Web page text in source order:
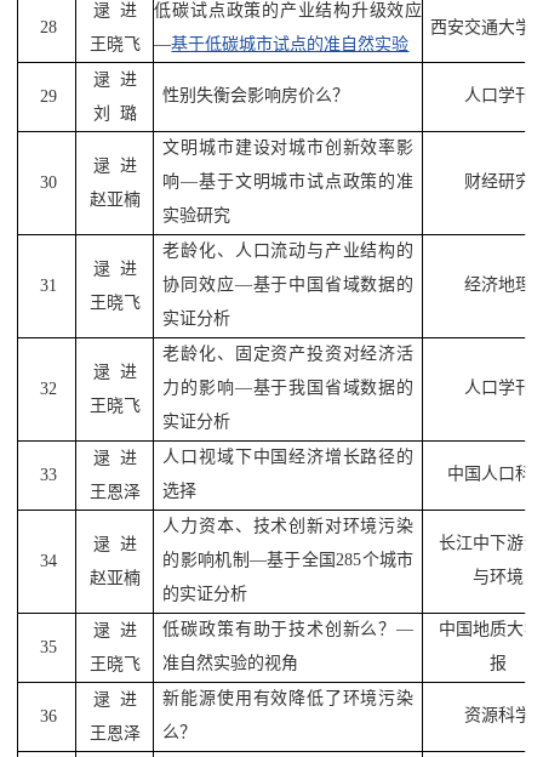
28
逯 进
王晓飞
低碳试点政策的产业结构升级效应
—基于低碳城市试点的准自然实验
西安交通大学
29
逯 进
刘
璐
性别失衡会影响房价么？ 人口学刊
30
逯 进
赵亚楠
文明城市建设对城市创新效率影
响—基于文明城市试点政策的准
实验研究
财经研究
31
逯 进
王晓飞
老龄化、人口流动与产业结构的
协同效应—基于中国省域数据的
实证分析
经济地理
32
逯 进
王晓飞
老龄化、固定资产投资对经济活
力的影响—基于我国省域数据的
实证分析
人口学刊
33
逯 进
王恩泽
人口视域下中国经济增长路径的
选择
中国人口科
34
逯 进
赵亚楠
人力资本、技术创新对环境污染
的影响机制 —基于全国285个城市
的实证分析
长江中下游
与环境
35
逯 进
王晓飞
低碳政策有助于技术创新么？—
准自然实验的视角
中国地质大
报
36
逯 进
王恩泽
新能源使用有效降低了环境污染
么？
资源科学